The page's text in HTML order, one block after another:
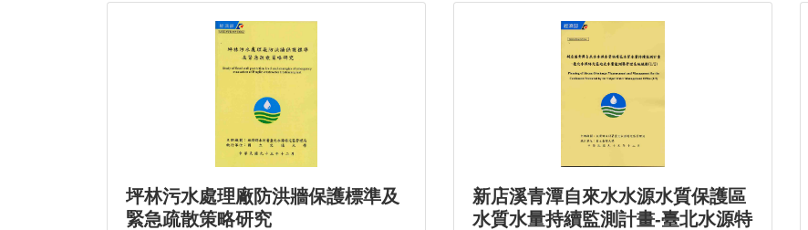
坪林污水處理廠防洪牆保護標準及
緊急疏散策略研究
新店溪青潭自來水水源水質保護區
水質水量持續監測計畫-臺北水源特